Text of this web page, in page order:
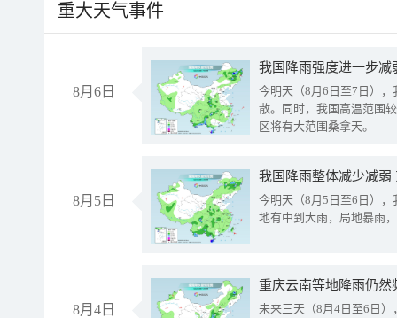
重大天气事件
8月6日
今明天（8月6日至7日）
散。同时，我国高温范围
区将有大范围桑拿天。
8月5日
我国降雨整体减少减弱
今明天（8月5日至6日）
地有中到大雨，局地暴雨
8月4日
重庆云南等地降雨仍然
未来三天（8月4日至6日